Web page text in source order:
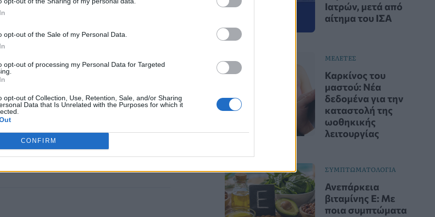
opt-out of the Sale of my Personal Data.
opt-out of processing my Personal Data for Targeted
opt-out of Collection, Use, Retention, Sale, and/or Sharing
Data that Is Unrelated with the Purposes for which it
CONFIRM
δομή υψηλής εξειδίκευσης,
ομάδες πολλαπλών
και ογκολογικής
και εντατική υποστήριξη,
και υποστήριξης των ασθενών.
καταγραφή και
καθώς και στην ανάπτυξη
διεθνούς επιπέδου.
Ιατρών, μετά από
αίτημα του ΙΣΑ
ΜΕΛΕΤΕΣ
Καρκίνος του
μαστού: Νέα
δεδομένα για την
καταστολή της
ωοθηκικής
λειτουργίας
ΣΥΜΠΤΩΜΑΤΟΛΟΓΙΑ
Ανεπάρκεια
βιταμίνης Ε: Με
ποια συμπτώματα